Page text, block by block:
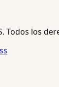
Todos los